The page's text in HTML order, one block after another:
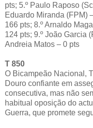
pts; 5.º Paulo Raposo
Eduardo Miranda (FPM)
166 pts; 8.º Arnaldo
124 pts; 9.º João Garcia
Andreia Matos – 0 pts
T 850
O Bicampeão Nacional,
Douro confiante em
consecutiva, mas não
habitual oposição do
Guerra, que promete